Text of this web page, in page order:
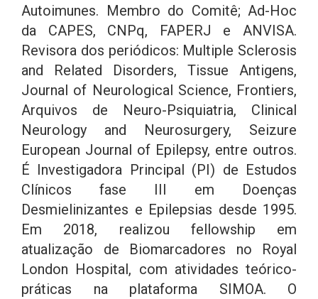
Autoimunes. Membro do Comitê; Ad-Hoc
da CAPES, CNPq, FAPERJ e ANVISA.
Revisora dos periódicos: Multiple Sclerosis
and Related Disorders, Tissue Antigens,
Journal of Neurological Science, Frontiers,
Arquivos de Neuro-Psiquiatria, Clinical
Neurology and Neurosurgery, Seizure
European Journal of Epilepsy, entre outros.
É Investigadora Principal (PI) de Estudos
Clínicos fase III em Doenças
Desmielinizantes e Epilepsias desde 1995.
Em 2018, realizou fellowship em
atualização de Biomarcadores no Royal
London Hospital, com atividades teórico-
práticas na plataforma SIMOA. O